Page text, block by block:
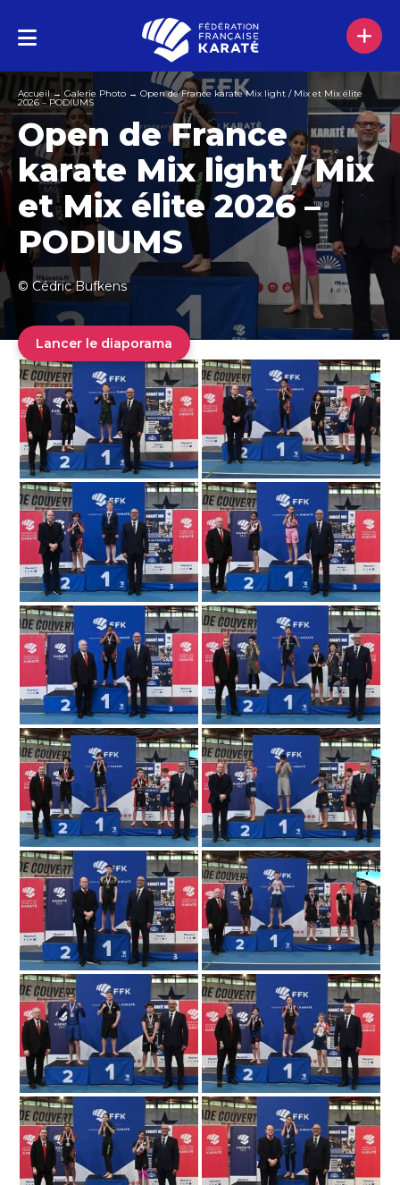
Accueil→ Galerie Photo → Open de France karate Mix light / Mix et Mix élite
2026 – PODIUMS
Open de France
karate Mix light / Mix
et Mix élite 2026 –
PODIUMS
© Cédric Bufkens
Lancer le diaporama